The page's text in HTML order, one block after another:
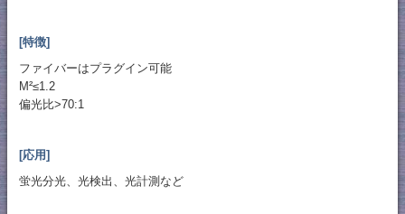
[特徴]
ファイバーはプラグイン可能
M²≤1.2
偏光比>70:1
[応用]
蛍光分光、光検出、光計測など